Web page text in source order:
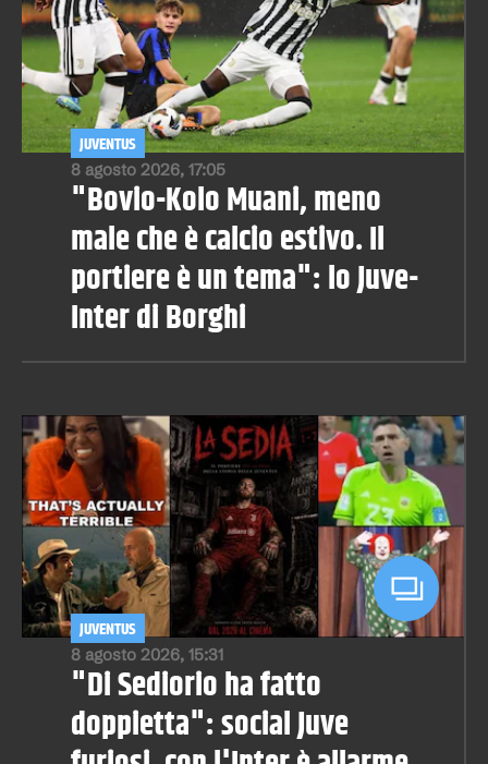
8 agosto 2026, 17:05
JUVENTUS
"Bovio-Kolo Muani, meno
male che è calcio estivo. Il
portiere è un tema": lo Juve-
Inter di Borghi
8 agosto 2026, 15:31
JUVENTUS
"Di Sediorio ha fatto
doppietta": social Juve